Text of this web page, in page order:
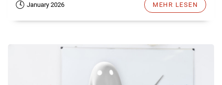
January 2026 MEHR LESEN